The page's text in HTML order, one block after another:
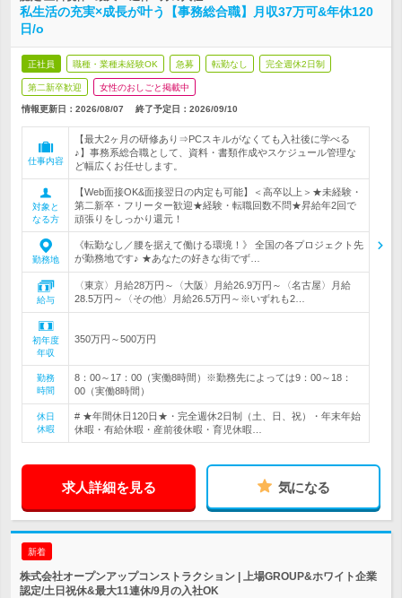
私生活の充実×成長が叶う【事務総合職】月収37万可&年休120
日/o
正社員 職種・業種未経験OK 急募 転勤なし 完全週休2日制
第二新卒歓迎 女性のおしごと掲載中
情報更新日：2026/08/07 終了予定日： 2026/09/10
仕事内容
【最大2ヶ月の研修あり⇒PCスキルがなくても入社後に学べる
♪】事務系総合職として、資料・書類作成やスケジュール管理な
ど幅広くお任せします。
対象と
なる方
【Web面接OK&面接翌日の内定も可能】＜高卒以上＞★未経験・
第二新卒・フリーター歓迎★経験・転職回数不問★昇給年2回で
頑張りをしっかり還元！
勤務地
《転勤なし／腰を据えて働ける環境！》 全国の各プロジェクト先
が勤務地です♪ ★あなたの好きな街でず…
給与
〈東京〉月給28万円～〈大阪〉月給26.9万円～〈名古屋〉月給
28.5万円～〈その他〉月給26.5万円～※いずれも2…
初年度
年収
350万円～500万円
勤務
時間
8：00～17：00（実働8時間）※勤務先によっては9：00～18：
00（実働8時間）
休日
休暇
# ★年間休日120日★・完全週休2日制（土、日、祝）・年末年始
休暇・有給休暇・産前後休暇・育児休暇…
求人詳細を見る 気になる
新着
株式会社オープンアップコンストラクション | 上場GROUP&ホワイト企業
認定/土日祝休&最大11連休/9月の入社OK